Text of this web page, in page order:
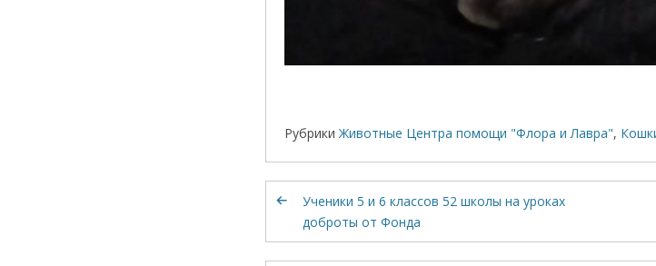
Рубрики Животные Центра помощи "Флора и Лавра",
Ученики 5 и 6 классов 52 школы на уроках
доброты от Фонда